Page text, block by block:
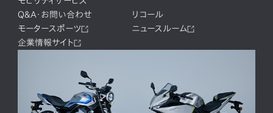
Q&A・お問い合わせ
リコール
モータースポーツ
ニュースルーム
企業情報サイト